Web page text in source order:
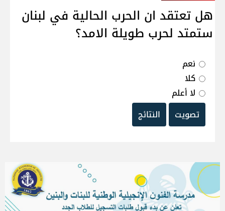
هل تعتقد ان الحرب الحالية في لبنان
ستمتد لحرب طويلة الامد؟
نعم
كلا
لا أعلم
تصويت
النتائج